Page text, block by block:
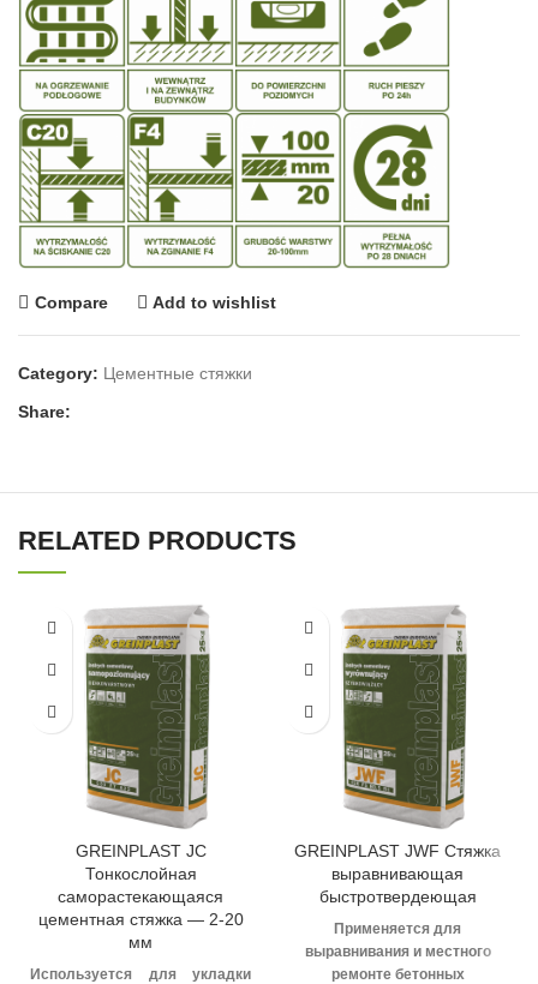
Compare Add to wishlist
Category: Цементные стяжки
Share:
RELATED PRODUCTS
GREINPLAST JC
Тонкослойная
саморастекающаяся
цементная стяжка — 2-20
мм
Используется для укладки
GREINPLAST JWF Стяжка
выравнивающая
быстротвердеющая
Применяется для
выравнивания и местного
ремонте бетонных